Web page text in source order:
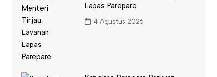
Lapas Parepare
4 Agustus 2026